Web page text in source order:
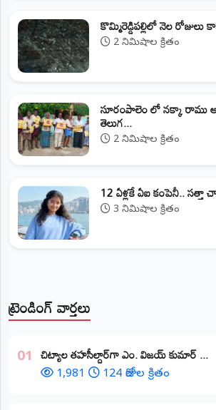
ట్రెండింగ్ వార్తలు
01 ​చిట్యాల తహసీల్దార్‌గా ఎం. విజయ్ కుమార్ ...
1,981 124 రోజుల క్రితం
కొమ్మిరెడ్డిపల్లిలో నెల రోజులు
2 నిమిషాల క్రితం
సూరంపాలెం లో నక్కా రాము
తెలుగ...
2 నిమిషాల క్రితం
12 ఏళ్లకే ఏఐ కంపెనీ.. సత్తా
3 నిమిషాల క్రితం